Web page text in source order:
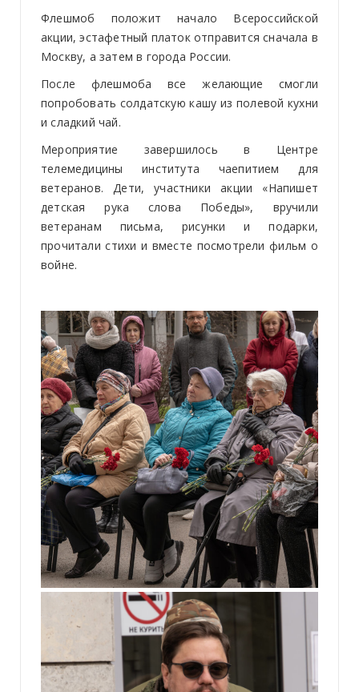
Флешмоб положит начало Всероссийской
акции, эстафетный платок отправится сначала в
Москву, а затем в города России.
После флешмоба все желающие смогли
попробовать солдатскую кашу из полевой кухни
и сладкий чай.
Мероприятие завершилось в Центре
телемедицины института чаепитием для
ветеранов. Дети, участники акции «Напишет
детская рука слова Победы», вручили
ветеранам письма, рисунки и подарки,
прочитали стихи и вместе посмотрели фильм о
войне.